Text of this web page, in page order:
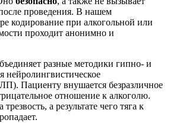
проведения. В нашем
кодирование при алкогольной или
проходит анонимно и
разные методики гипно- и
нейролингвистическое
Пациенту внушается безразличное
отношение к алкоголю.
а результате чего тяга к